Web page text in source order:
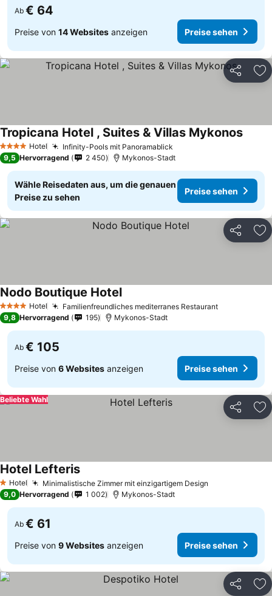
Ab € 64
Preise von 14 Websites anzeigen Preise sehen
Teilen
4 Sterne Hotel Infinity-Pools mit Panoramablick
Tropicana Hotel , Suites & Villas Mykonos
9,5 Hervorragend 2 450 Mykonos-Stadt
Wähle Reisedaten aus, um die genauen
Preise zu sehen
Preise sehen
Teilen
4 Sterne Hotel Familienfreundliches mediterranes RestaurantPreise
Nodo Boutique HotelPreise sehen
9,8 Hervorragend 195 Mykonos-Stadt
Ab € 105
Preise von 6 Websites anzeigen Preise sehen
Teilen
Beliebte Wahl
1 Sterne
Hotel Minimalistische Zimmer mit einzigartigem Design
Hotel LefterisPreise sehen
9,0 Hervorragend 1 002 Mykonos-Stadt
Ab € 61
Preise von 9 Websites anzeigen Preise sehen
Teilen